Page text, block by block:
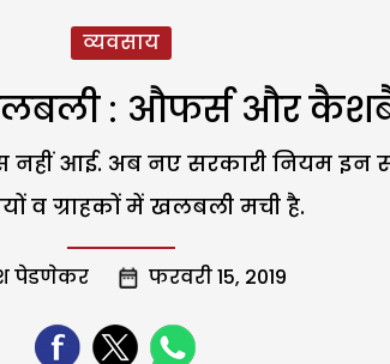
व्यवसाय
: औफर्स और
नहीं आई. अब नए सरकारी नियम इन
व ग्राहकों में खलबली मची है.
पेडणेकर फरवरी 15, 2019